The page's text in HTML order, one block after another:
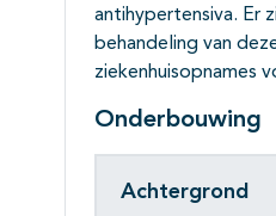
antihypertensiva. Er
behandeling van
ziekenhuisopnames
Onderbouwing
Achtergrond